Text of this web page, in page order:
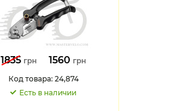
1835 грн 1560 грн
Код товара: 24,874
Есть в наличии